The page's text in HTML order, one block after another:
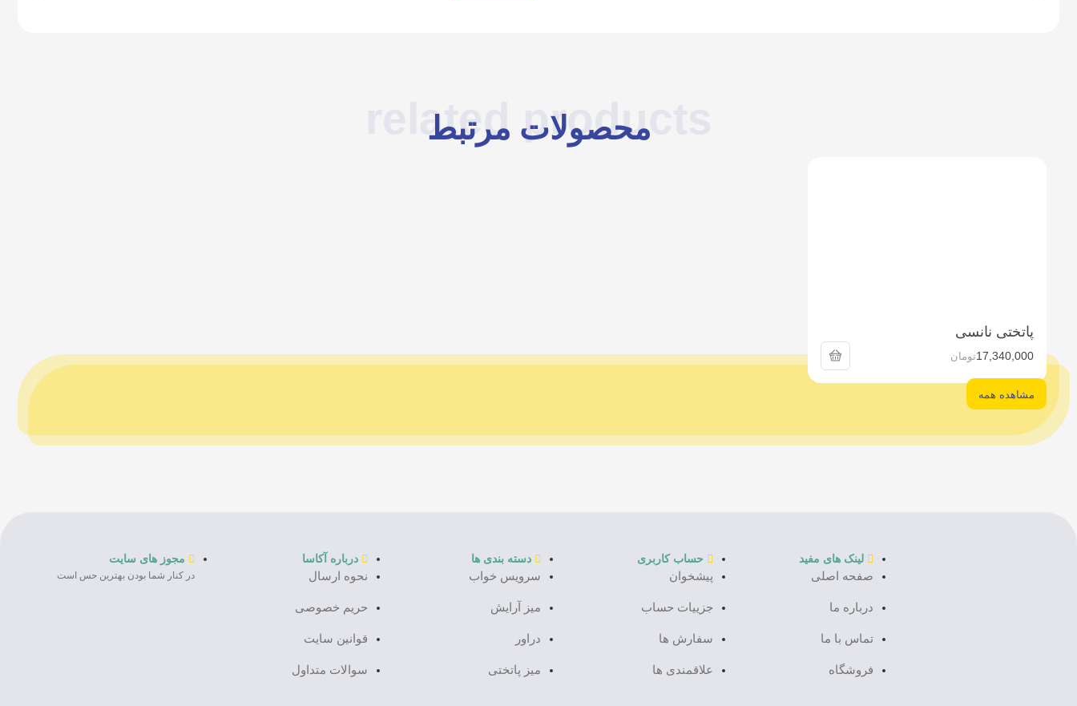
related products
محصولات مرتبط
پاتختی نانسی
17,340,000تومان
مشاهده همه
لینک های مفید
صفحه اصلی
درباره ما
تماس با ما
فروشگاه
حساب کاربری
پیشخوان
جزییات حساب
سفارش ها
علاقمندی ها
دسته بندی ها
سرویس خواب
میز آرایش
دراور
میز پاتختی
درباره آکاسا
نحوه ارسال
حریم خصوصی
قوانین سایت
سوالات متداول
مجوز های سایت
در کنار شما بودن بهترین حس است